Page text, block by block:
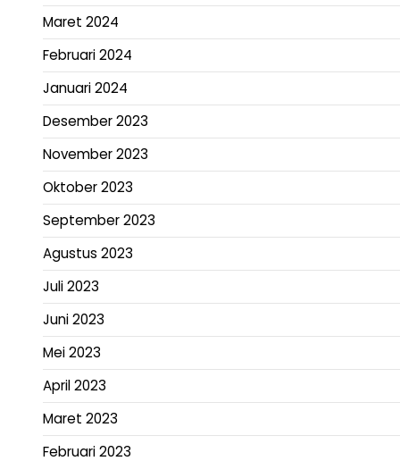
Maret 2024
Februari 2024
Januari 2024
Desember 2023
November 2023
Oktober 2023
September 2023
Agustus 2023
Juli 2023
Juni 2023
Mei 2023
April 2023
Maret 2023
Februari 2023